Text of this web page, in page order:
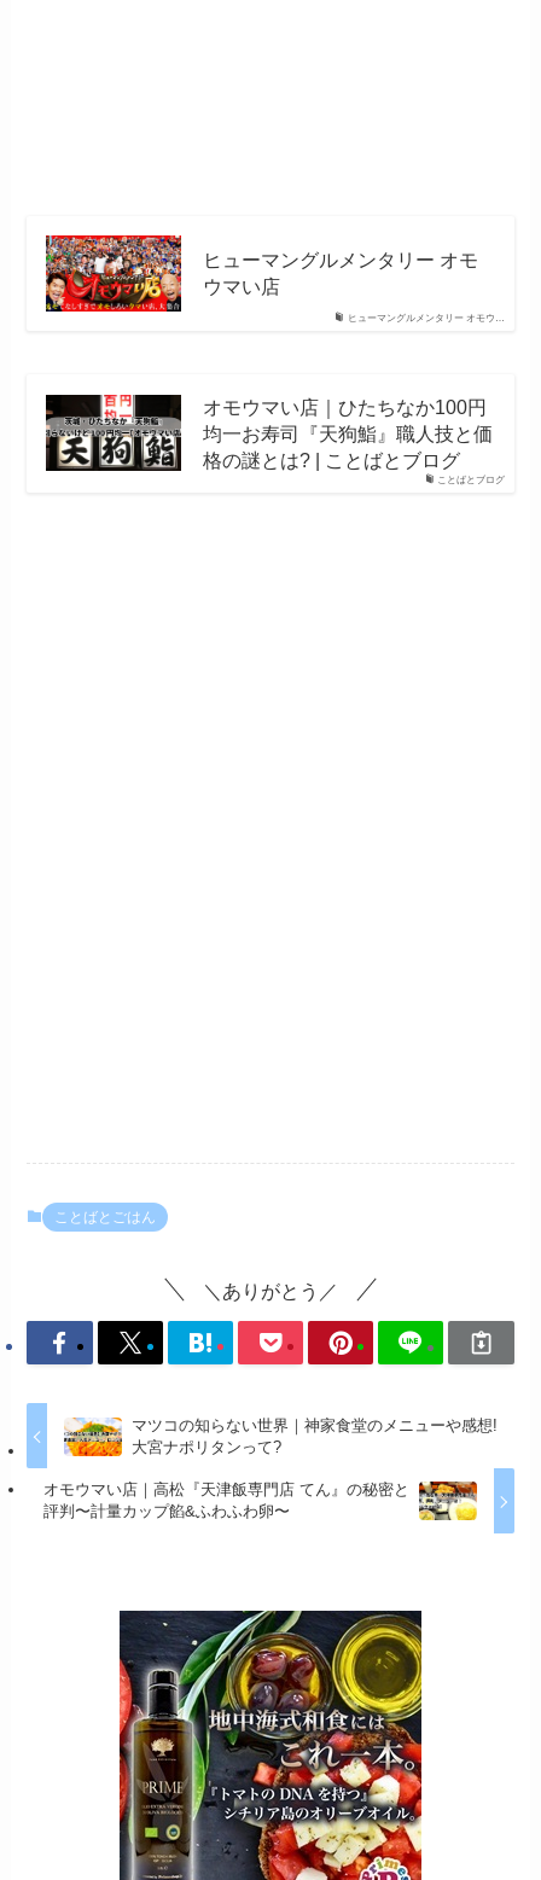
ヒューマングルメンタリー オモウ…
ヒューマングルメンタリー オモ
ウマい店
ことばとブログ
オモウマい店｜ひたちなか100円
均一お寿司『天狗鮨』職人技と価
格の謎とは? | ことばとブログ
ことばとごはん
＼ありがとう／
マツコの知らない世界｜神家食堂のメニューや感想!
大宮ナポリタンって?
オモウマい店｜高松『天津飯専門店 てん』の秘密と
評判〜計量カップ餡&ふわふわ卵〜